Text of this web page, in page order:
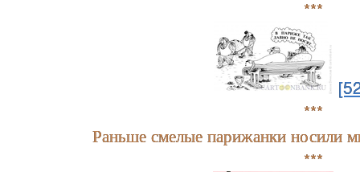
***
***
Раньше смелые парижанки носили
***